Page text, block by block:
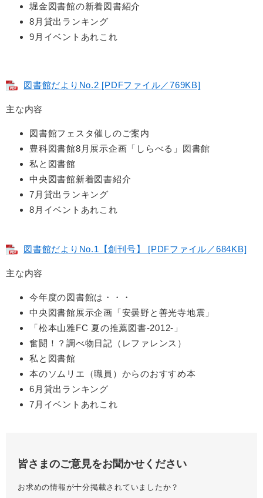
堀金図書館の新着図書紹介
8月貸出ランキング
9月イベントあれこれ
図書館だよりNo.2 [PDFファイル／769KB]
主な内容
図書館フェスタ催しのご案内
豊科図書館8月展示企画「しらべる」図書館
私と図書館
中央図書館新着図書紹介
7月貸出ランキング
8月イベントあれこれ
図書館だよりNo.1【創刊号】 [PDFファイル／684KB]
主な内容
今年度の図書館は・・・
中央図書館展示企画「安曇野と善光寺地震」
「松本山雅FC 夏の推薦図書-2012-」
奮闘！？調べ物日記（レファレンス）
私と図書館
本のソムリエ（職員）からのおすすめ本
6月貸出ランキング
7月イベントあれこれ
皆さまのご意見をお聞かせください
お求めの情報が十分掲載されていましたか？